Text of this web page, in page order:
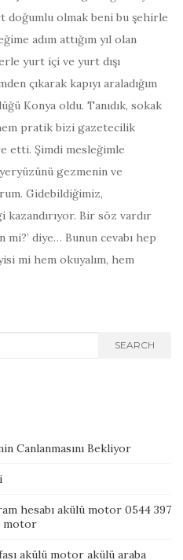
olmak beni bu şehirle
adım attığım yıl olan
yurt içi ve yurt dışı
çıkarak kapıyı araladığım
Konya oldu. Tanıdık, sokak
pratik bizi gazetecilik
etti. Şimdi mesleğimle
gezmenin ve
Gidebildiğimiz,
Bir söz vardır
mi?’ diye… Bunun cevabı hep
mi hem okuyalım, hem
SEARCH
Canlanmasını Bekliyor
hesabı akülü motor 0544 397
motor
akülü motor akülü araba